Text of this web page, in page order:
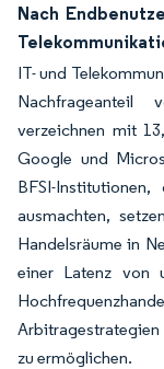
Nach
IT- und
verzeichnen mit
Google und
BFSI-
ausmachten,
Handelsräume in
einer Latenz von
zu ermöglichen.